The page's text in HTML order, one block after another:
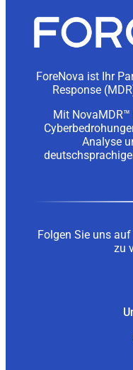
ForeNova ist Ihr
Response
Mit
Analyse
Folgen Sie uns
zu